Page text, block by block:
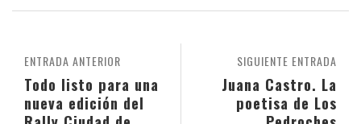
SIGUIENTE ENTRADA
Juana Castro. La
poetisa de Los
ENTRADA ANTERIOR
Todo listo para una
nueva edición del